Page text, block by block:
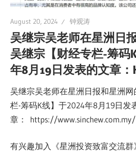
August 20, 2024 钟观涛
吴继宗吴老师在星洲日
吴继宗【财经专栏-筹码
年8月19日发表的文章：
吴继宗吴老师在星洲日报和星洲
栏-筹码K线】于2024年8月19日发
章： https://
有兴趣加入《星洲投资致富交流群